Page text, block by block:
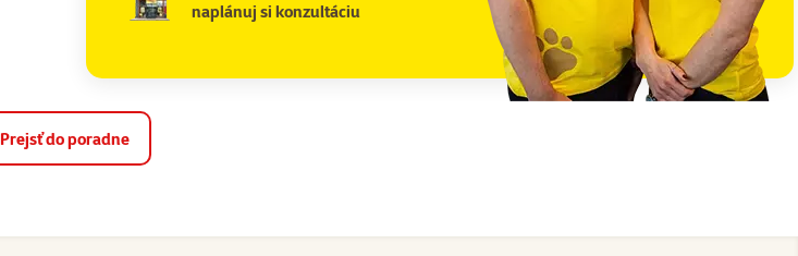
naplánuj si konzultáciu
Prejsť do poradne